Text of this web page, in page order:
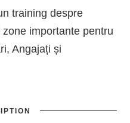
training despre
importante pentru
Angajați și